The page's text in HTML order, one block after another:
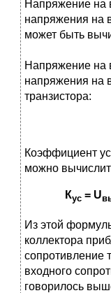
Напряжение на
напряжения на
может быть
Напряжение на
напряжения на
транзистора:
Коэффициент
можно
Кус= U
Из этой
коллектора
сопротивление
входного
говорилось